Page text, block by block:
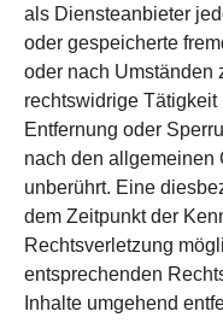
als Diensteanbieter
oder gespeicherte
oder nach Umständen
rechtswidrige
Entfernung oder
nach den allgemeinen
unberührt. Eine
dem Zeitpunkt der
Rechtsverletzung
entsprechenden
Inhalte umgehend